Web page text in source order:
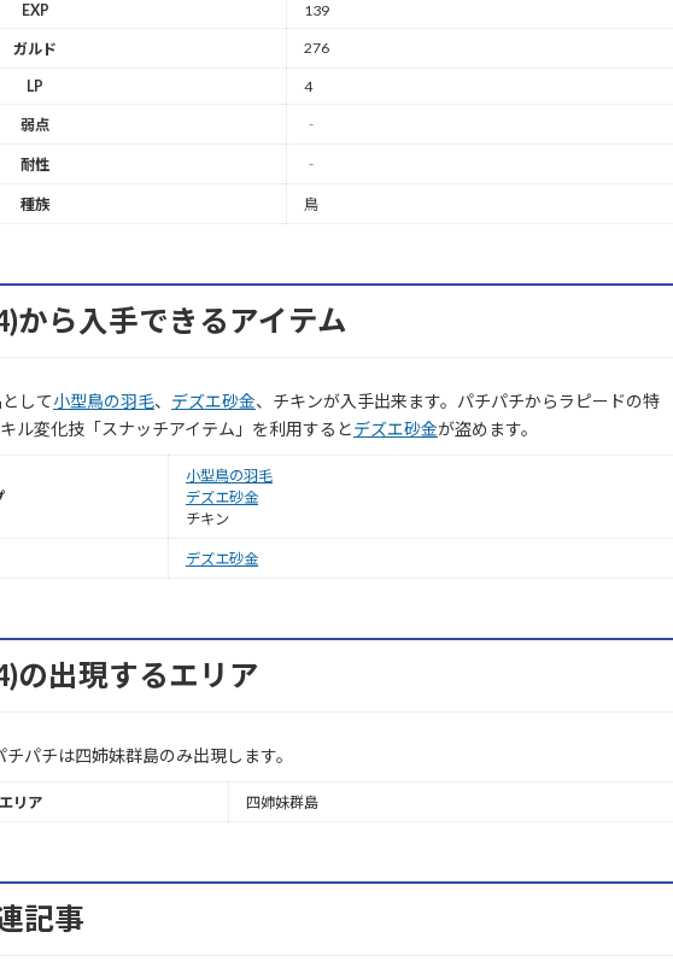
EXP 139
ガルド 276
LP 4
弱点 ‐
耐性 ‐
種族 鳥
から入手できるアイテム
して小型鳥の羽毛、 デズエ砂金、チキンが入手出来ます。パチパチからラピードの特
ル変化技「スナッチアイテム」を利用するとデズエ砂金が盗めます。
小型鳥の羽毛
デズエ砂金
チキン
デズエ砂金
の出現するエリア
パチは四姉妹群島のみ出現します。
リア 四姉妹群島
記事